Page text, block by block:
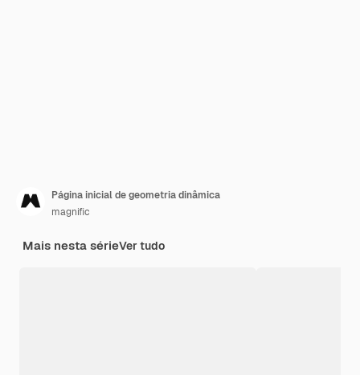
Página inicial de geometria dinâmica
magnific
Mais nesta sérieVer tudo